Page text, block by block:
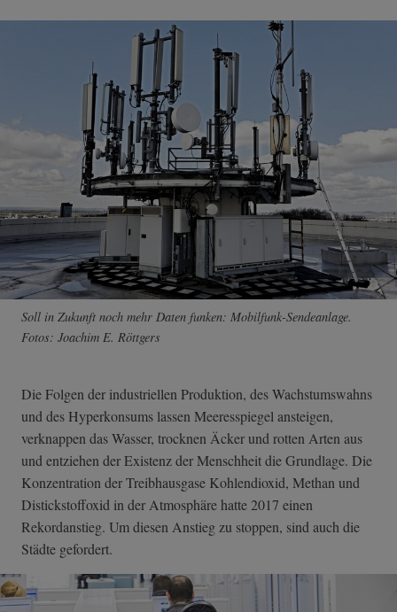
Soll in Zukunft noch mehr Daten funken: Mobilfunk-Sendeanlage.
Fotos: Joachim E. Röttgers
Die Folgen der industriellen Produktion, des Wachstumswahns
und des Hyperkonsums lassen Meeresspiegel ansteigen,
verknappen das Wasser, trocknen Äcker und rotten Arten aus
und entziehen der Existenz der Menschheit die Grundlage. Die
Konzentration der Treibhausgase Kohlendioxid, Methan und
Distickstoffoxid in der Atmosphäre hatte 2017 einen
Rekordanstieg. Um diesen Anstieg zu stoppen, sind auch die
Städte gefordert.